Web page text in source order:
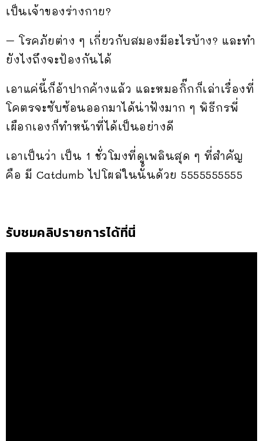
เป็นเจ้าของร่างกาย?
– โรคภัยต่าง ๆ เกี่ยวกับสมองมีอะไรบ้าง? และทำ
ยังไงถึงจะป้องกันได้
เอาแค่นี้ก็อ้าปากค้างแล้ว และหมอกิ๊กก็เล่าเรื่องที่
โคตรจะซับซ้อนออกมาได้น่าฟังมาก ๆ พิธีกรพี่
เผือกเองก็ทำหน้าที่ได้เป็นอย่างดี
เอาเป็นว่า เป็น 1 ชั่วโมงที่ดูเพลินสุด ๆ ที่สำคัญ
คือ มี Catdumb ไปโผล่ในนั้นด้วย 5555555555
รับชมคลิปรายการได้ที่นี่